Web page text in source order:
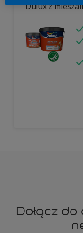
Dulux z
Dołącz